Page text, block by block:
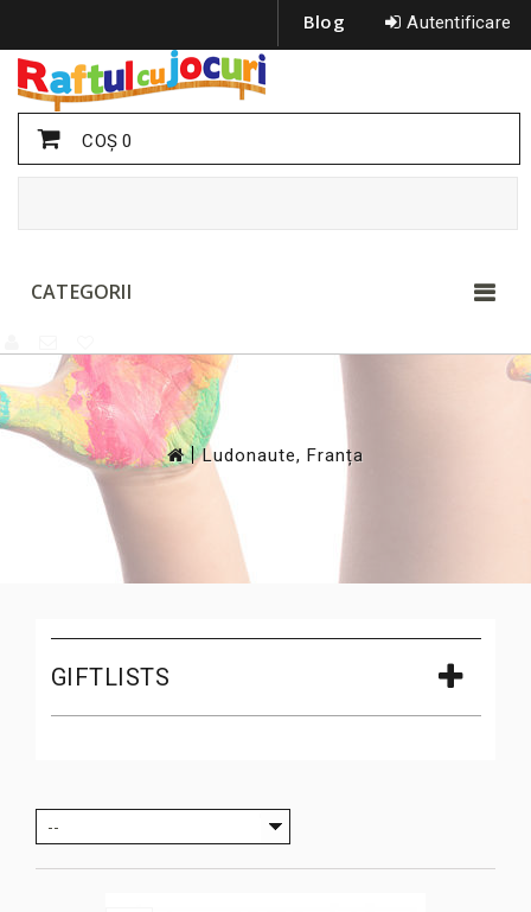
Autentificare
Blog
COŞ0
CATEGORII
>
Ludonaute, Franța
GIFTLISTS
--